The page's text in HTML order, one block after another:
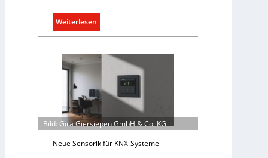
Weiterlesen
T
r
m
u
i
Bild: Gira Giersiepen GmbH & Co. KG
Neue Sensorik für KNX-Systeme